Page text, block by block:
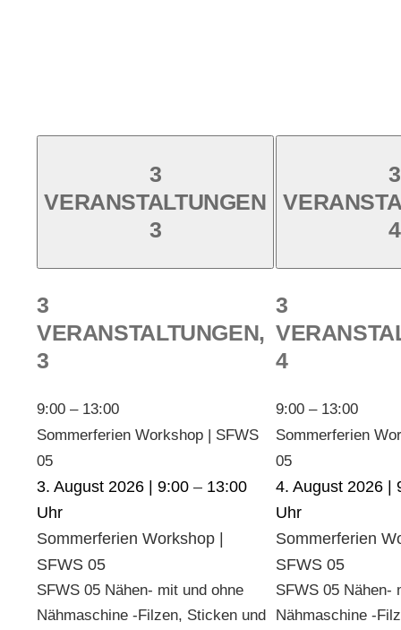
3
VERANSTALTUNGEN
3
3
VERANSTALTUNGEN,
3
9:00 – 13:00
Sommerferien Workshop | SFWS
05
3. August 2026 | 9:00– 13:00
Sommerferien Workshop |
SFWS 05
SFWS 05 Nähen- mit und ohne
Nähmaschine -Filzen, Sticken und
3
4
3
4
9:00 – 13:00
Sommerferien
05
4. August 2026 |
Sommerferien
SFWS 05
SFWS 05 Nähen-
Nähmaschine -